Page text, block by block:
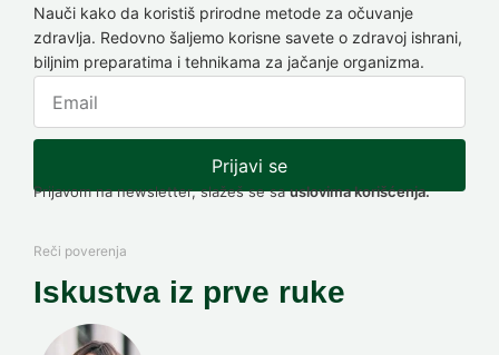
Nauči kako da koristiš prirodne metode za očuvanje
zdravlja. Redovno šaljemo korisne savete o zdravoj ishrani,
biljnim preparatima i tehnikama za jačanje organizma.
Prijavi se
Prijavom na newsletter, slažeš se sauslovima korišćenja.
Reči poverenja
Iskustva iz prve ruke